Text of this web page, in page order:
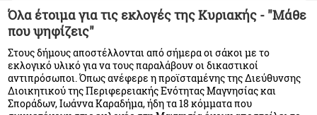
Όλα έτοιμα για τις εκλογές της Κυριακής - "Μάθε
που ψηφίζεις"
Στους δήμους αποστέλλονται από σήμερα οι σάκοι με το
εκλογικό υλικό για να τους παραλάβουν οι δικαστικοί
αντιπρόσωποι. Όπως ανέφερε η προϊσταμένης της Διεύθυνσης
Διοικητικού της Περιφερειακής Ενότητας Μαγνησίας και
Σποράδων, Ιωάννα Καραδήμα, ήδη τα 18 κόμματα που